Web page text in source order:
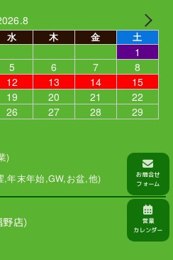
水 木 金 土
1
5 6 7
8
12 13 14
15
19 20 21
22
26 27 28 29
)
,年末年始,GW,お盆,他)
野店)